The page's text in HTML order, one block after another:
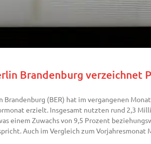
Brandenburg verzeichnet
Brandenburg (BER) hat im vergangenen
erzielt. Insgesamt nutzten rund 2,3
einem Zuwachs von 9,5 Prozent
Auch im Vergleich zum Vorjahresmonat